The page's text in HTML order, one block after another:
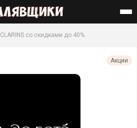
CLARINS со скидками до 40%
Акции